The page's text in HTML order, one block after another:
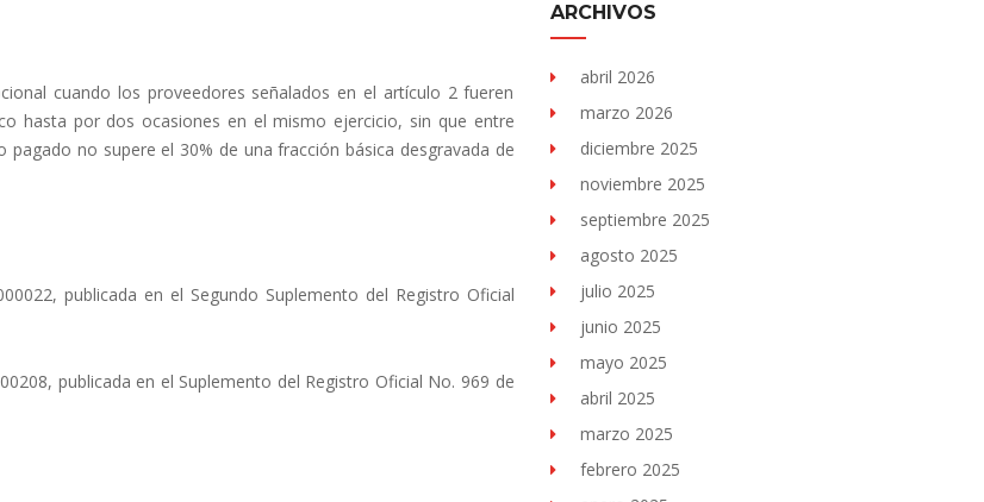
cuando los proveedores señalados en el artículo 2 fueren
hasta por dos ocasiones en el mismo ejercicio, sin que entre
no supere el 30% de una fracción básica desgravada de
publicada en el Segundo Suplemento del Registro Oficial
publicada en el Suplemento del Registro Oficial No. 969 de
ARCHIVOS
abril 2026
marzo 2026
diciembre 2025
noviembre 2025
septiembre 2025
agosto 2025
julio 2025
junio 2025
mayo 2025
abril 2025
marzo 2025
febrero 2025